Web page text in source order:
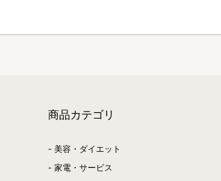
商品カテゴリ
美容・ダイエット
家電・サービス